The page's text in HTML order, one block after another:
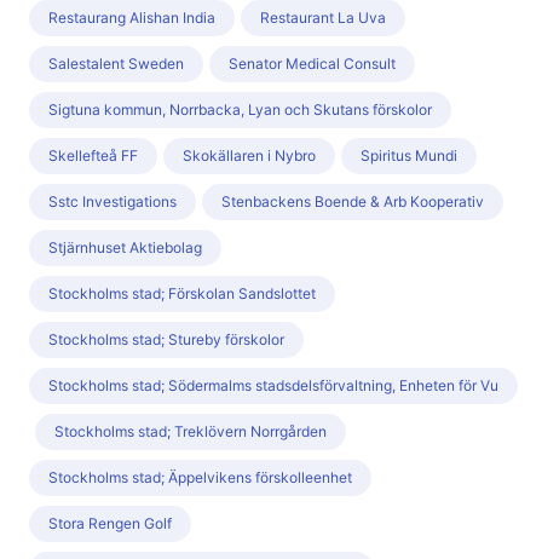
Restaurang Alishan India Restaurant La Uva
Salestalent Sweden Senator Medical Consult
Sigtuna kommun, Norrbacka, Lyan och Skutans förskolor
Skellefteå FF Skokällaren i Nybro Spiritus Mundi
Sstc Investigations Stenbackens Boende & Arb Kooperativ
Stjärnhuset Aktiebolag
Stockholms stad; Förskolan Sandslottet
Stockholms stad; Stureby förskolor
Stockholms stad; Södermalms stadsdelsförvaltning, Enheten för Vu
Stockholms stad; Treklövern Norrgården
Stockholms stad; Äppelvikens förskolleenhet
Stora Rengen Golf